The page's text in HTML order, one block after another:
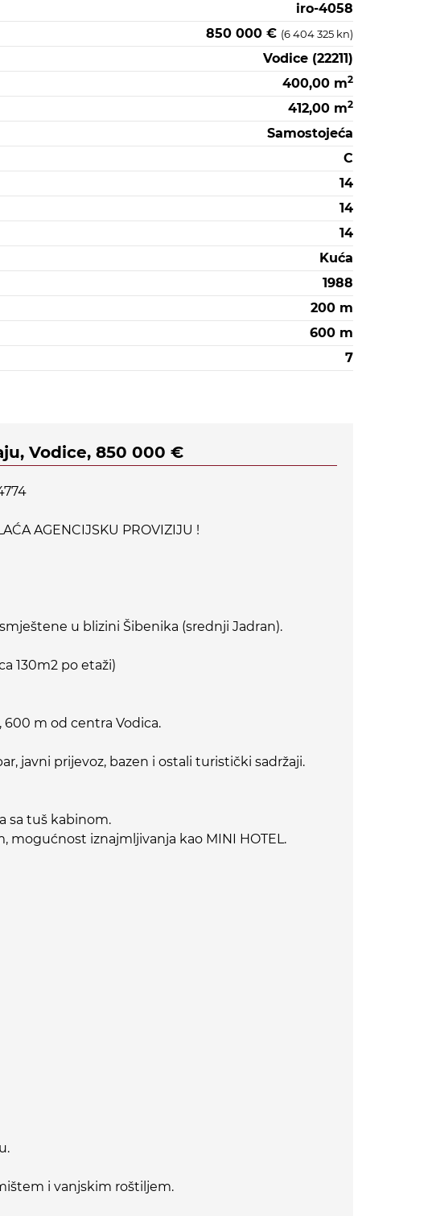
iro-4058
850 000 € (6 404 325 kn)
Vodice (22211)
400,00 m2
412,00 m2
Samostojeća
C
14
14
14
Kuća
1988
200 m
600 m
7
Vodice, 850 000 €
AGENCIJSKU PROVIZIJU !
u blizini Šibenika (srednji Jadran).
130m2 po etaži)
600 m od centra Vodica.
javni prijevoz, bazen i ostali turistički sadržaji.
sa tuš kabinom.
mogućnost iznajmljivanja kao MINI HOTEL.
i vanjskim roštiljem.